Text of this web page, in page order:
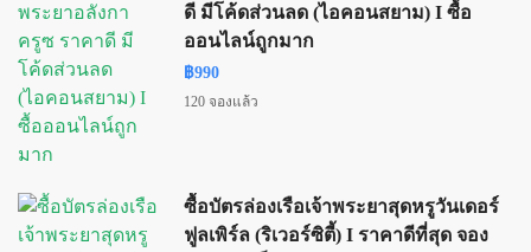
ดี มีโค้ดส่วนลด (ไอคอนสยาม) I ซื้อ
ออนไลน์ถูกมาก
฿990
120 จองแล้ว
ซื้อบัตรล่องเรือเจ้าพระยาสุดหรูวันเดอร์
ฟูลเพิร์ล (ริเวอร์ซิตี้) I ราคาดีที่สุด จอง